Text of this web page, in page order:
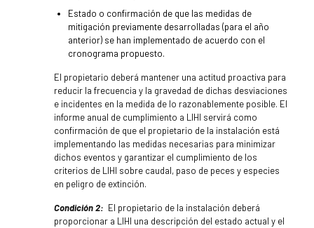
Estado o confirmación de que las medidas de
mitigación previamente desarrolladas (para el año
anterior) se han implementado de acuerdo con el
cronograma propuesto.
El propietario deberá mantener una actitud proactiva para
reducir la frecuencia y la gravedad de dichas desviaciones
e incidentes en la medida de lo razonablemente posible. El
informe anual de cumplimiento a LIHI servirá como
confirmación de que el propietario de la instalación está
implementando las medidas necesarias para minimizar
dichos eventos y garantizar el cumplimiento de los
criterios de LIHI sobre caudal, paso de peces y especies
en peligro de extinción.
Condición 2: El propietario de la instalación deberá
proporcionar a LIHI una descripción del estado actual y el